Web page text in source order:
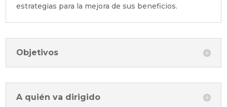
estrategias para la mejora de sus beneficios.
Objetivos
A quién va dirigido